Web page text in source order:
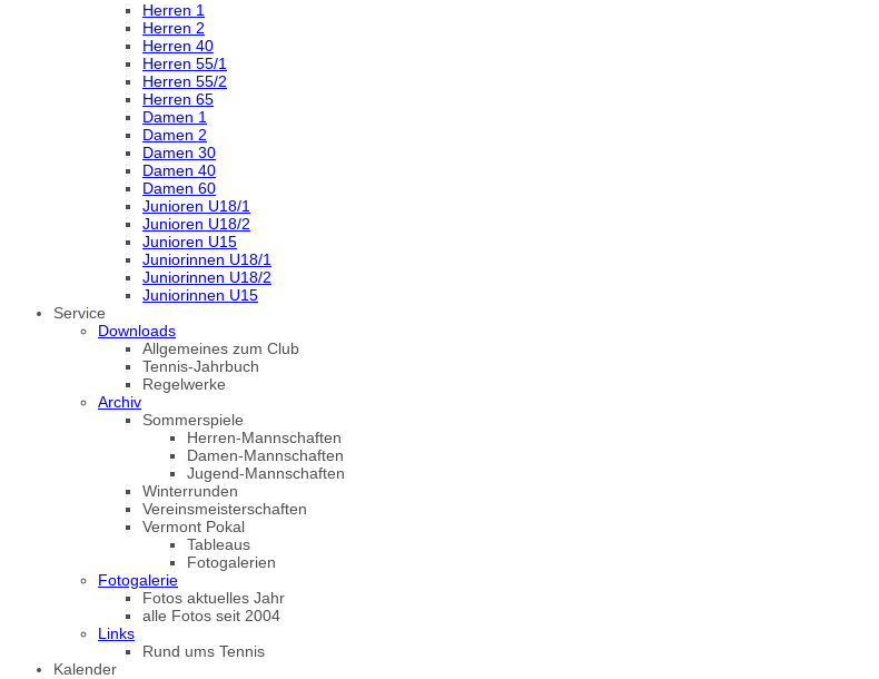
Herren 1
Herren 2
Herren 40
Herren 55/1
Herren 55/2
Herren 65
Damen 1
Damen 2
Damen 30
Damen 40
Damen 60
Junioren U18/1
Junioren U18/2
Junioren U15
Juniorinnen U18/1
Juniorinnen U18/2
Juniorinnen U15
Service
Downloads
Allgemeines zum Club
Tennis-Jahrbuch
Regelwerke
Archiv
Sommerspiele
Herren-Mannschaften
Damen-Mannschaften
Jugend-Mannschaften
Winterrunden
Vereinsmeisterschaften
Vermont Pokal
Tableaus
Fotogalerien
Fotogalerie
Fotos aktuelles Jahr
alle Fotos seit 2004
Links
Rund ums Tennis
Kalender